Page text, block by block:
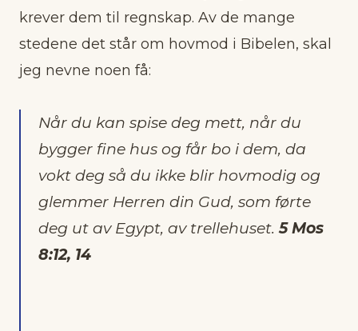
krever dem til regnskap. Av de mange
stedene det står om hovmod i Bibelen, skal
jeg nevne noen få:
Når du kan spise deg mett, når du
bygger fine hus og får bo i dem, da
vokt deg så du ikke blir hovmodig og
glemmer Herren din Gud, som førte
deg ut av Egypt, av trellehuset.5 Mos
8:12, 14